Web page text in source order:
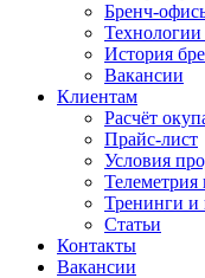
Бренч-
Технологии
История
Вакансии
Клиентам
Расчёт
Прайс-лист
Условия
Тренинги и
Статьи
Контакты
Вакансии